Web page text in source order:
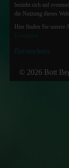
bezieht sich auf
die Nutzung dieses
Hier finden Sie unsere
© 2026 Bott